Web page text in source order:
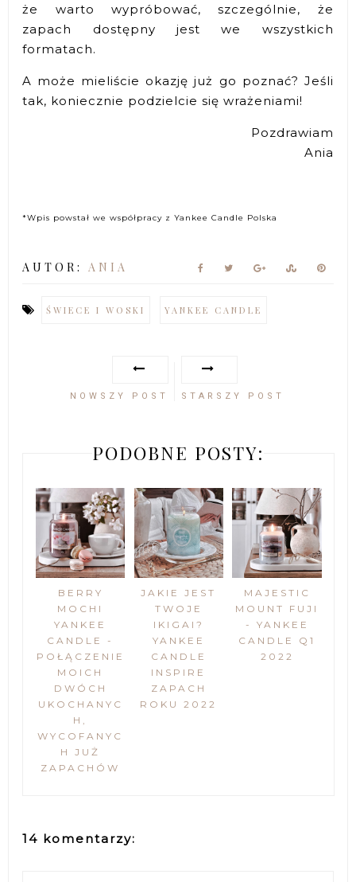
że warto wypróbować, szczególnie, że
zapach dostępny jest we wszystkich
formatach.
A może mieliście okazję już go poznać? Jeśli
tak, koniecznie podzielcie się wrażeniami!
Pozdrawiam
Ania
*Wpis powstał we współpracy z Yankee Candle Polska
AUTOR: ANIA
ŚWIECE I WOSKI YANKEE CANDLE
NOWSZY POST STARSZY POST
PODOBNE POSTY:
BERRY
MOCHI
YANKEE
CANDLE -
POŁĄCZENIE
MOICH
DWÓCH
UKOCHANYC
H,
WYCOFANYC
H JUŻ
ZAPACHÓW
JAKIE JEST
TWOJE
IKIGAI?
YANKEE
CANDLE
INSPIRE
ZAPACH
ROKU 2022
MAJESTIC
MOUNT FUJI
- YANKEE
CANDLE Q1
2022
14 komentarzy: